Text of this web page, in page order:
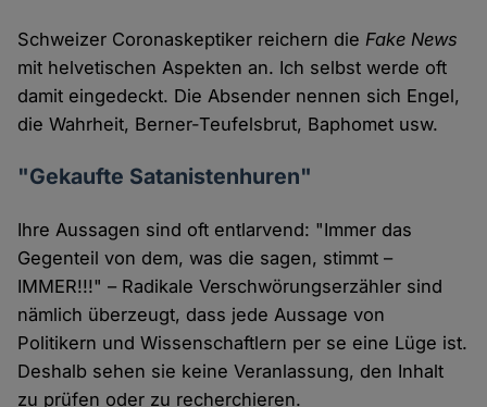
Schweizer Coronaskeptiker reichern dieFake News
mit helvetischen Aspekten an. Ich selbst werde oft
damit eingedeckt. Die Absender nennen sich Engel,
die Wahrheit, Berner-Teufelsbrut, Baphomet usw.
"Gekaufte Satanistenhuren"
Ihre Aussagen sind oft entlarvend: "Immer das
Gegenteil von dem, was die sagen, stimmt –
IMMER!!!" – Radikale Verschwörungserzähler sind
nämlich überzeugt, dass jede Aussage von
Politikern und Wissenschaftlern per se eine Lüge ist.
Deshalb sehen sie keine Veranlassung, den Inhalt
zu prüfen oder zu recherchieren.